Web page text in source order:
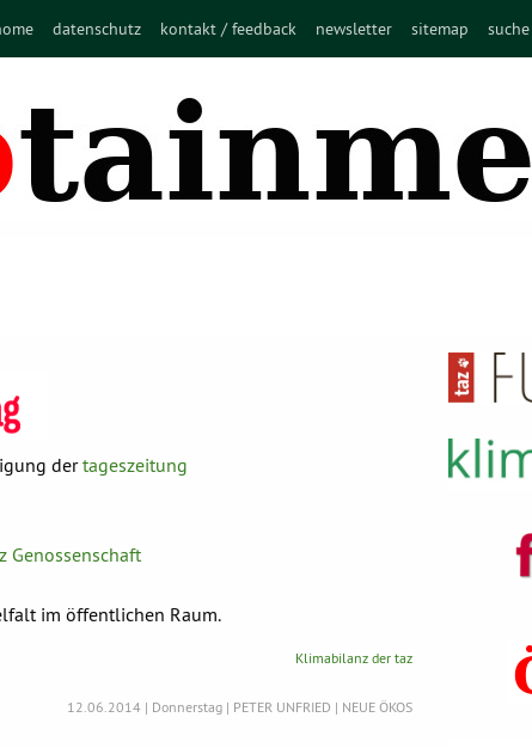
datenschutz kontakt / feedback newsletter sitemap suche
dertageszeitung
Genossenschaft
im öffentlichen Raum.
Klimabilanz der taz
12.06.2014 | Donnerstag | PETER UNFRIED | NEUE ÖKOS